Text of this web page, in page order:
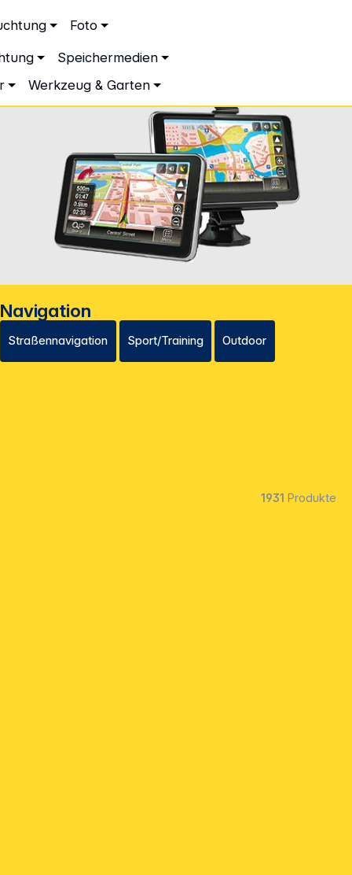
Foto
Speichermedien
Werkzeug & Garten
Navigation
Straßennavigation Sport/Training Outdoor
1931 Produkte
Sendungsverfolgung
Downloads
mein DGH
Leasing
Verkaufsunterstützung
Newsletter-Anmeldung
IFA Anmeldung